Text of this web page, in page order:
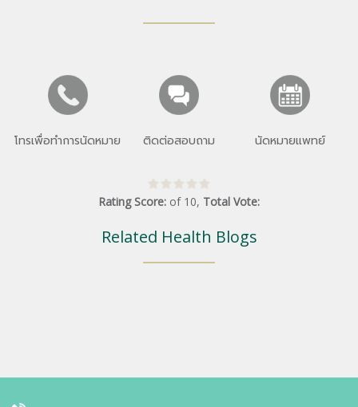
โทรเพื่อทำการนัดหมาย ติดต่อสอบถาม นัดหมายแพทย์
Rating Score: of 10, Total Vote:
Related Health Blogs